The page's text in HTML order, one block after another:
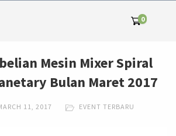
0
Mesin Mixer Spiral
Bulan Maret 2017
11, 2017 EVENT TERBARU